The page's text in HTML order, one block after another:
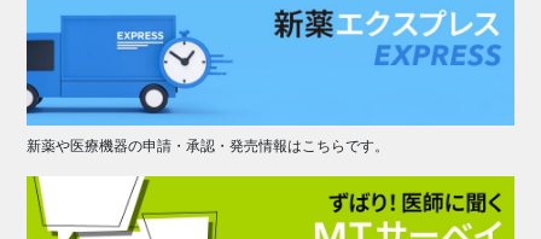
新薬や医療機器の申請・承認・発売情報はこちらです。